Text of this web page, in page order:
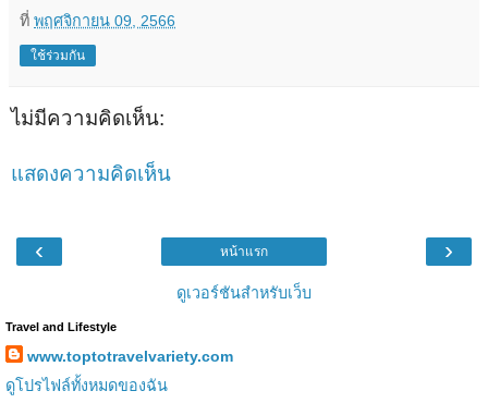
ที่ พฤศจิกายน 09, 2566
ใช้ร่วมกัน
ไม่มีความคิดเห็น:
แสดงความคิดเห็น
‹ ›
หน้าแรก
ดูเวอร์ชันสำหรับเว็บ
Travel and Lifestyle
www.toptotravelvariety.com
ดูโปรไฟล์ทั้งหมดของฉัน